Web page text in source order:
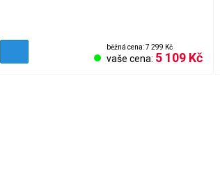
běžná cena: 7 299 Kč
vaše cena: 5 109 Kč